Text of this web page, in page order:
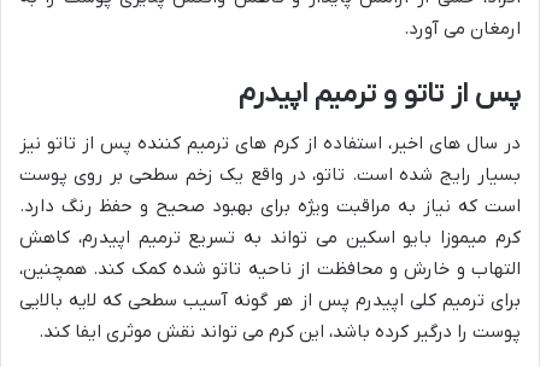
ارمغان می آورد.
پس از تاتو و ترمیم اپیدرم
در سال های اخیر، استفاده از کرم های ترمیم کننده پس از تاتو نیز
بسیار رایج شده است. تاتو، در واقع یک زخم سطحی بر روی پوست
است که نیاز به مراقبت ویژه برای بهبود صحیح و حفظ رنگ دارد.
کرم میموزا بایو اسکین می تواند به تسریع ترمیم اپیدرم، کاهش
التهاب و خارش و محافظت از ناحیه تاتو شده کمک کند. همچنین،
برای ترمیم کلی اپیدرم پس از هر گونه آسیب سطحی که لایه بالایی
پوست را درگیر کرده باشد، این کرم می تواند نقش موثری ایفا کند.